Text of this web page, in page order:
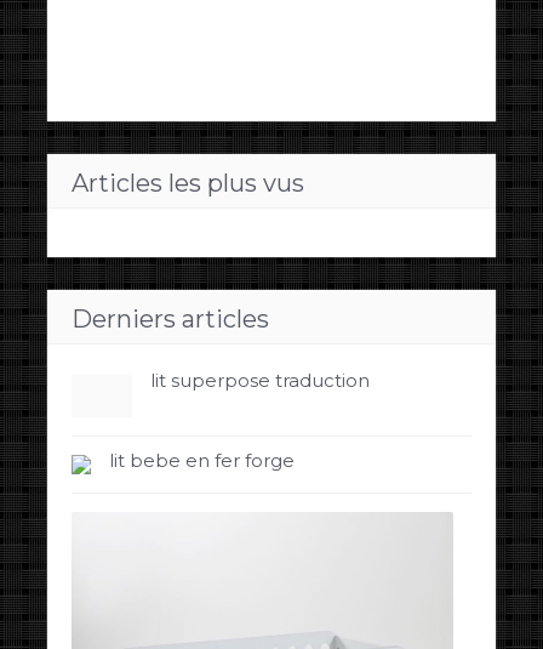
Articles les plus vus
Derniers articles
lit superpose traduction
lit bebe en fer forge